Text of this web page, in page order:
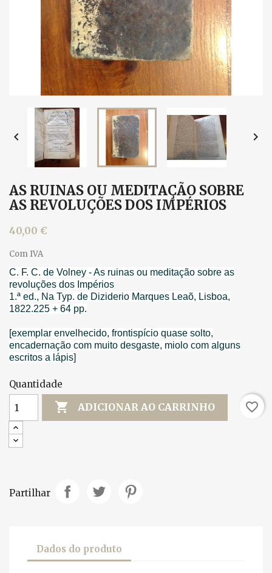
 
AS RUINAS OU MEDITAÇÃO SOBRE
AS REVOLUÇÕES DOS IMPÉRIOS
40,00 €
Com IVA
C. F. C. de Volney - As ruinas ou meditação sobre as
revoluções dos Impérios
1.ª ed., Na Typ. de Diziderio Marques Leaõ, Lisboa,
1822.225 + 64 pp.
[exemplar envelhecido, frontispício quase solto,
encadernação com muito desgaste, miolo com alguns
escritos a lápis]
Quantidade
 ADICIONAR AO CARRINHO favorite_border
Partilhar
Dados do produto